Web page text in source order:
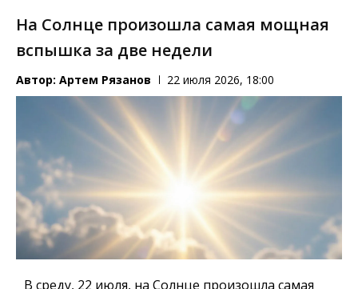
На Солнце произошла самая мощная
вспышка за две недели
Автор: Артем Рязанов 22 июля 2026, 18:00
В среду, 22 июля, на Солнце произошла самая